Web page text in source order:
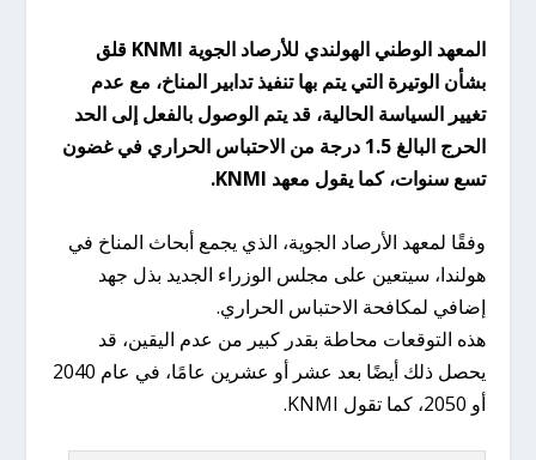
المعهد الوطني الهولندي للأرصاد الجوية KNMI قلق
بشأن الوتيرة التي يتم بها تنفيذ تدابير المناخ، مع عدم
تغيير السياسة الحالية، قد يتم الوصول بالفعل إلى الحد
الحرج البالغ 1.5 درجة من الاحتباس الحراري في غضون
تسع سنوات، كما يقول معهد KNMI.
وفقًا لمعهد الأرصاد الجوية، الذي يجمع أبحاث المناخ في
هولندا، سيتعين على مجلس الوزراء الجديد بذل جهد
إضافي لمكافحة الاحتباس الحراري.
هذه التوقعات محاطة بقدر كبير من عدم اليقين، قد
يحصل ذلك أيضًا بعد عشر أو عشرين عامًا، في عام 2040
أو 2050، كما تقول KNMI.